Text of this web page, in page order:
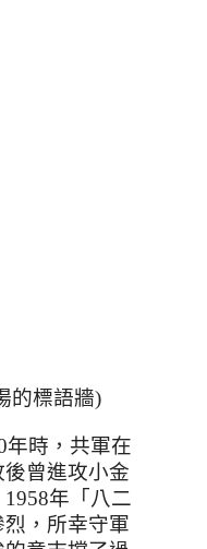
的標語牆)
年時，共軍在
曾進攻小金
1958年「八二
，所幸守軍